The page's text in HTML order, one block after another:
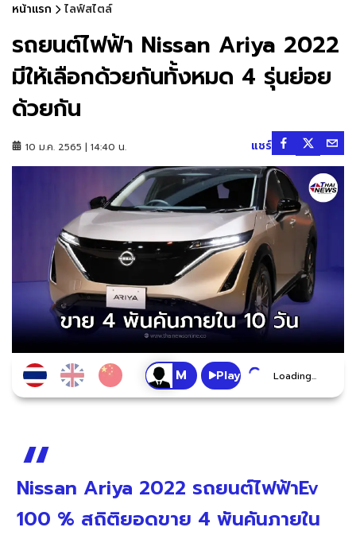
หน้าแรก ไลฟ์สไตล์
รถยนต์ไฟฟ้า Nissan Ariya 2022
มีให้เลือกด้วยกันทั้งหมด 4 รุ่นย่อย
ด้วยกัน
10 ม.ค. 2565 | 14:40 น. แชร์
Play Loading...
Nissan Ariya 2022 รถยนต์ไฟฟ้าEv
100 % สถิติยอดขาย 4 พันคันภายใน